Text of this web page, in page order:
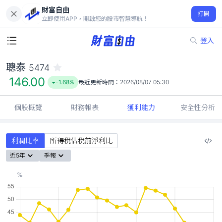
財富自由
立即使用APP，開啟您的股市智慧導航！
打開
登入
146.00
-1.68%
聰泰 5474
146.00 -1.68% 最近更新時間： 2026/08/07 05:30
個股概覽 財務報表 獲利能力 安全性分析
利潤比率 所得稅佔稅前淨利比
近5年 季報